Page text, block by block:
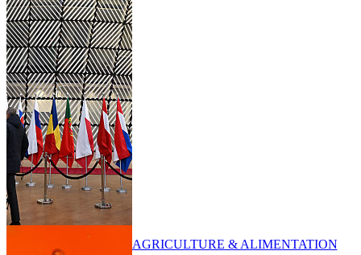
AGRICULTURE & ALIMENTATION